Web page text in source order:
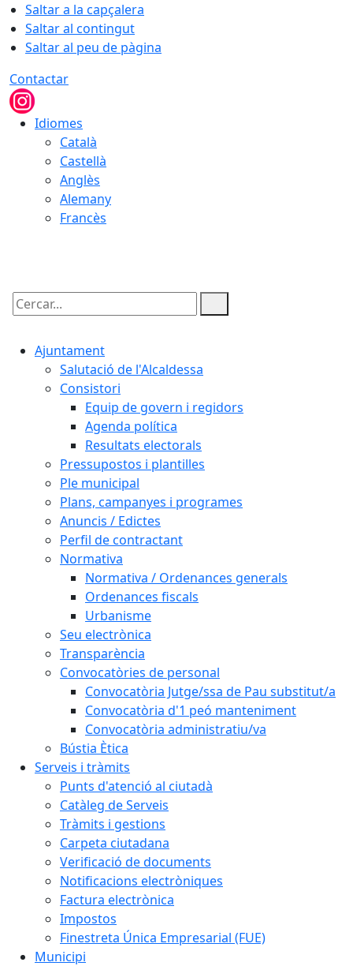
Saltar a la capçalera
Saltar al contingut
Saltar al peu de pàgina
Contactar
Idiomes
Català
Castellà
Anglès
Alemany
Francès
Cercar:
Ajuntament
Salutació de l'Alcaldessa
Consistori
Equip de govern i regidors
Agenda política
Resultats electorals
Pressupostos i plantilles
Ple municipal
Plans, campanyes i programes
Anuncis / Edictes
Perfil de contractant
Normativa
Normativa / Ordenances generals
Ordenances fiscals
Urbanisme
Seu electrònica
Transparència
Convocatòries de personal
Convocatòria Jutge/ssa de Pau substitut/a
Convocatòria d'1 peó manteniment
Convocatòria administratiu/va
Bústia Ètica
Serveis i tràmits
Punts d'atenció al ciutadà
Catàleg de Serveis
Tràmits i gestions
Carpeta ciutadana
Verificació de documents
Notificacions electròniques
Factura electrònica
Impostos
Finestreta Única Empresarial (FUE)
Municipi